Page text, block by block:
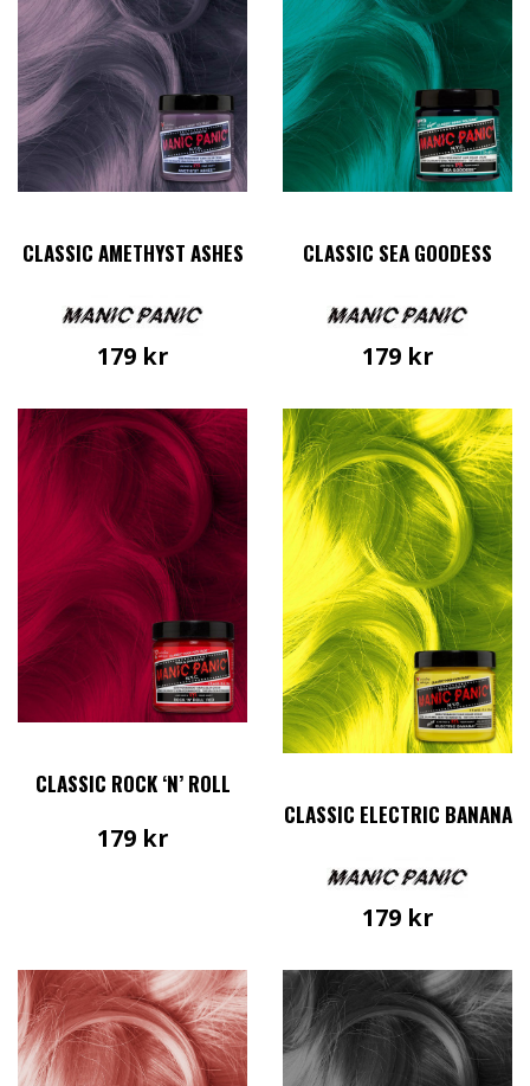
CLASSIC AMETHYST ASHES
179 kr
CLASSIC SEA GOODESS
179 kr
CLASSIC ROCK ‘N’ ROLL
179 kr
CLASSIC ELECTRIC BANANA
179 kr